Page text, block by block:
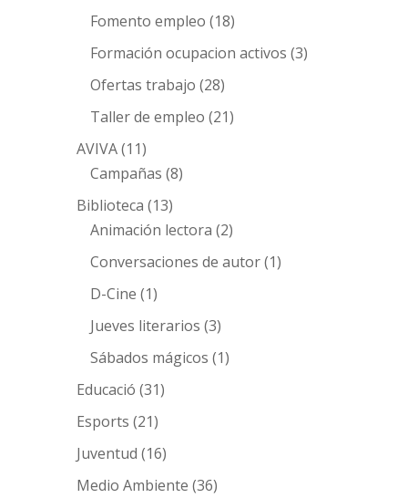
Fomento empleo (18)
Formación ocupacion activos (3)
Ofertas trabajo (28)
Taller de empleo (21)
AVIVA(11)
Campañas (8)
Biblioteca (13)
Animación lectora (2)
Conversaciones de autor(1)
D-Cine (1)
Jueves literarios (3)
Sábados mágicos (1)
Educació (31)
Esports (21)
Juventud (16)
Medio Ambiente (36)